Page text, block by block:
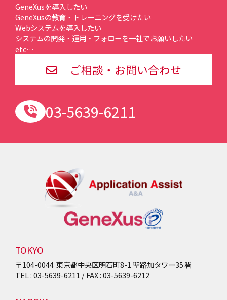
GeneXusを導入したい
GeneXusの教育・トレーニングを受けたい
Webシステムを導入したい
システムの開発・運用・フォローを一社でお願いしたい
etc…
ご相談・お問い合わせ
03-5639-6211
TOKYO
〒104-0044 東京都中央区明石町8-1 聖路加タワー35階
TEL : 03-5639-6211 / FAX : 03-5639-6212